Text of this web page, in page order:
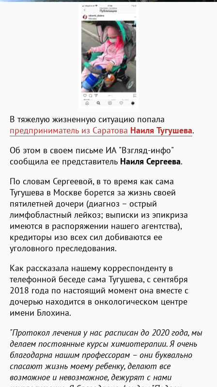
В тяжелую жизненную ситуацию попала
предприниматель из Саратова Наиля Тугушева.
Об этом в своем письме ИА "Взгляд-инфо"
сообщила ее представитель Наиля Сергеева.
По словам Сергеевой, в то время как сама
Тугушева в Москве борется за жизнь своей
пятилетней дочери (диагноз – острый
лимфобластный лейкоз; выписки из эпикриза
имеются в распоряжении нашего агентства),
кредиторы изо всех сил добиваются ее
уголовного преследования.
Как рассказала нашему корреспонденту в
телефонной беседе сама Тугушева, с сентября
2018 года по настоящий момент она вместе с
дочерью находится в онкологическом центре
имени Блохина.
"Протокол лечения у нас расписан до 2020 года, мы
делаем постоянные курсы химиотерапии. Я очень
благодарна нашим профессорам – они буквально
спасают жизнь моему ребенку, делают все
возможное и невозможное, дежурят с нами